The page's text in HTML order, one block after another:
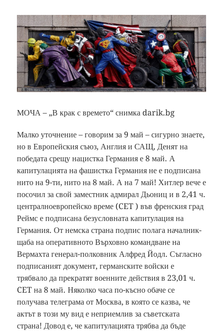
МОЧА – „В крак с времето“ снимка darik.bg
Малко уточнение – говорим за 9 май – сигурно знаете,
но в Европейския съюз, Англия и САЩ, Денят на
победата срещу нацистка Германия е 8 май. А
капитулацията на фашистка Германия не е подписана
нито на 9-ти, нито на 8 май. А на 7 май! Хитлер вече е
посочил за свой заместник адмирал Дьониц и в 2,41 ч.
централноевропейско време (CET ) във френския град
Реймс е подписана безусловната капитулация на
Германия. От немска страна подпис полага началник-
щаба на оперативното Върховно командване на
Вермахта генерал-полковник Алфред Йодл. Съгласно
подписаният документ, германските войски е
трябвало да прекратят военните действия в 23,01 ч.
CET на 8 май. Няколко часа по-късно обаче се
получава телеграма от Москва, в която се казва, че
актът в този му вид е неприемлив за съветската
страна! Довод е, че капитулацията трябва да бъде